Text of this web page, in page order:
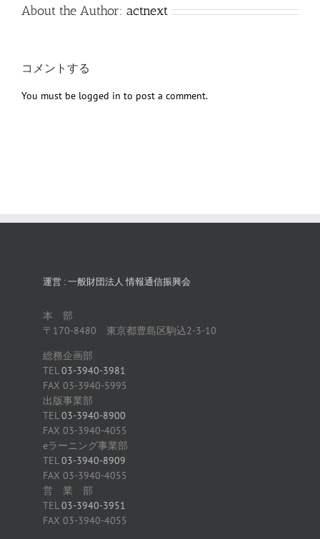
About the Author: actnext
コメントする
You must be logged in to post a comment.
運営 : 一般財団法人 情報通信振興会
本 部
〒170-8480 東京都豊島区駒込2-3-10
総務企画部
TEL03-3940-3981
FAX 03-3940-5995
出版事業部
TEL03-3940-8900
FAX 03-3940-4055
eラーニング事業部
TEL03-3940-8909
FAX 03-3940-4055
営 業 部
TEL03-3940-3951
FAX 03-3940-4055